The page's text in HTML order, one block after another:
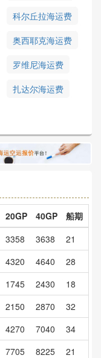
运费
科尔丘拉海运费
奥西耶克海运费
罗维尼海运费
扎达尔海运费
20GP 40GP
船期
3358 3638
21
4320 4640
28
1745 2430
18
2150 2870
32
4270 7040
34
7705 8225
21